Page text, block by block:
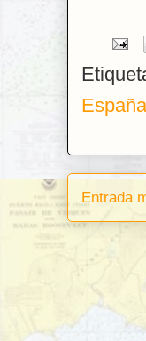
España
Entrada